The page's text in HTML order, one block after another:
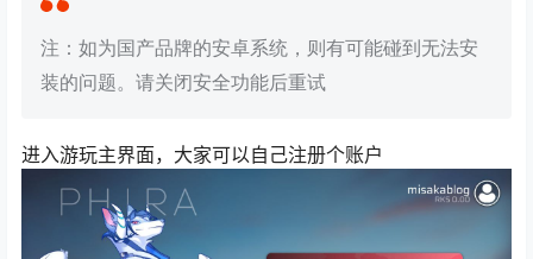
注：如为国产品牌的安卓系统，则有可能碰到无法安
装的问题。请关闭安全功能后重试
进入游玩主界面，大家可以自己注册个账户